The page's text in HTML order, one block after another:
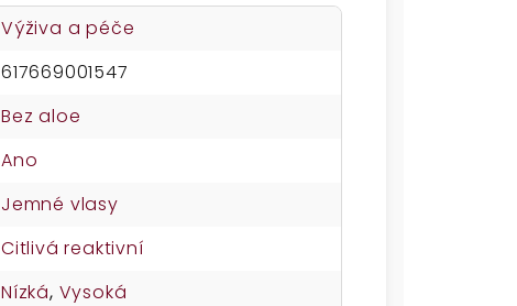
Výživa a péče
617669001547
Bez aloe
Ano
Jemné vlasy
Citlivá reaktivní
Nízká, Vysoká